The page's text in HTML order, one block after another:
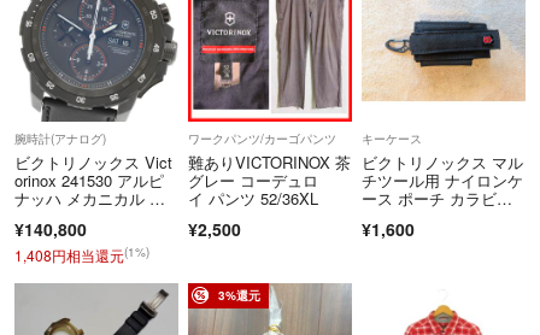
北海道札幌市東区北37条東25丁目1
番20号
・販売管理者の氏名 小板橋 雄貴
・酒類販売管理研修受講年月日 2026年6月23日
・次回研修の受講期限 2029年6月22日
・研修実施団体名 札幌北小売酒販組合
----------------------------------------------------
腕時計(アナログ)
ビクトリノックス Vict
orinox 241530 アルピ
ナッハ メカニカル ク
ト 自動巻き メンズ 良
品 _968272
¥140,800
1,408円相当還元(1%)
ワークパンツ/カーゴパンツ
難ありVICTORINOX 茶
グレー コーデュロ
イ パンツ 52/36XL
¥2,500
キーケース
ビクトリノックス マル
チツール用 ナイロンケ
ース ポーチ カラビナ
¥1,600
3%還元